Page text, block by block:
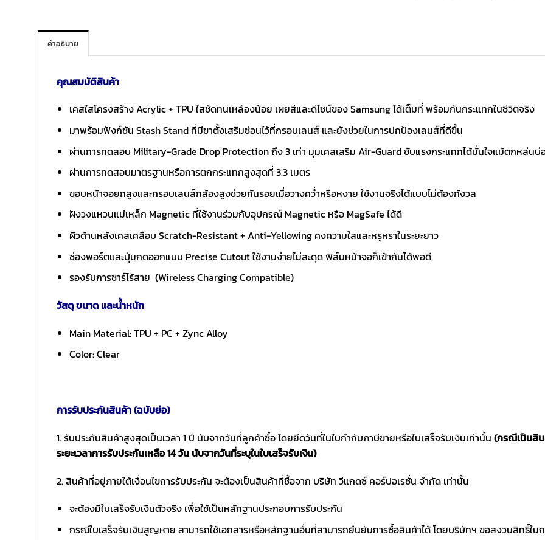
คำอธิบาย
คุณสมบัติสินค้า
เคสใสโครงสร้าง Acrylic + TPU ใสชัดทนเหลืองน้อย เผยสีและดีไซน์ของ Samsung ได้เต็มที่ พร้อมกันกระแทกในชีวิตจริง
มาพร้อมฟังก์ชัน Stash Stand ที่มีขาตั้งเสริมซ่อนไว้ที่กรอบเลนส์ และยังช่วยในการปกป้องเลนส์ที่ดีขึ้น
ผ่านการทดสอบ Military-Grade Drop Protection ถึง 3 เท่า มุมเคสเสริม Air-Guard ซับแรงกระแทกได้มั่นใจแม้ตกหล่นบ่
ผ่านการทดสอบมาตรฐานหรือการตกกระแทกสูงสุดที่ 3.3 เมตร
ขอบหน้าจอยกสูงและกรอบเลนส์กล้องสูงช่วยกันรอยเมื่อวางคว่ำหรือหงาย ใช้งานจริงได้แบบไม่ต้องกังวล
ฝังวงแหวนแม่เหล็ก Magnetic ที่ใช้งานร่วมกับอุปกรณ์ Magnetic หรือ MagSafe ได้ดี
ผิวด้านหลังเคสเคลือบ Scratch-Resistant + Anti-Yellowing คงความใสและหรูหราในระยะยาว
ช่องพอร์ตและปุ่มกดออกแบบ Precise Cutout ใช้งานง่ายไม่สะดุด ฟิล์มหน้าจอก็เข้ากันได้พอดี
รองรับการชาร์ไร้สาย (Wireless Charging Compatible)
วัสดุ ขนาด และน้ำหนัก
Main Material: TPU + PC + Zync Alloy
Color: Clear
การรับประกันสินค้า (ฉบับย่อ)
1. รับประกันสินค้าสูงสุดเป็นเวลา 1 ปี นับจากวันที่ลูกค้าซื้อ โดยยึดวันที่ในใบกำกับภาษีขายหรือใบเสร็จรับเงินเท่านั้น (กรณีเป็นสิ
ระยะเวลาการรับประกันเหลือ 14 วัน นับจากวันที่ระบุในใบเสร็จรับเงิน)
2. สินค้าที่อยู่ภายใต้เงื่อนไขการรับประกัน จะต้องเป็นสินค้าที่ซื้อจาก บริษัท วีแกดซ์ คอร์ปอเรชั่น จำกัด เท่านั้น
จะต้องมีใบเสร็จรับเงินตัวจริง เพื่อใช้เป็นหลักฐานประกอบการรับประกัน
กรณีใบเสร็จรับเงินสูญหาย สามารถใช้เอกสารหรือหลักฐานอื่นที่สามารถยืนยันการซื้อสินค้าได้ โดยบริษัทฯ ขอสงวนสิทธิ์ใน